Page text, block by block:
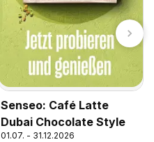
Senseo: Café Latte
Dubai Chocolate Style
01.07. - 31.12.2026